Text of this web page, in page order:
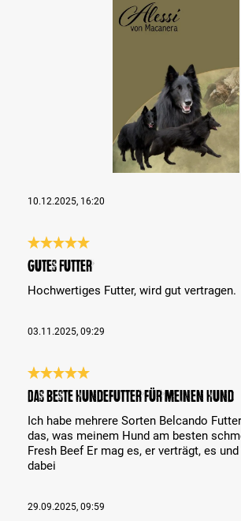
10.12.2025, 16:20
Bewertung mit 5 von 5 Sternen
Gutes Futter
Hochwertiges Futter, wird gut vertragen.
03.11.2025, 09:29
Bewertung mit 5 von 5 Sternen
Das beste Hundefutter für meinen Hund
Ich habe mehrere Sorten Belcando
das, was meinem Hund am besten
Fresh Beef Er mag es, er verträgt, es
dabei
29.09.2025, 09:59